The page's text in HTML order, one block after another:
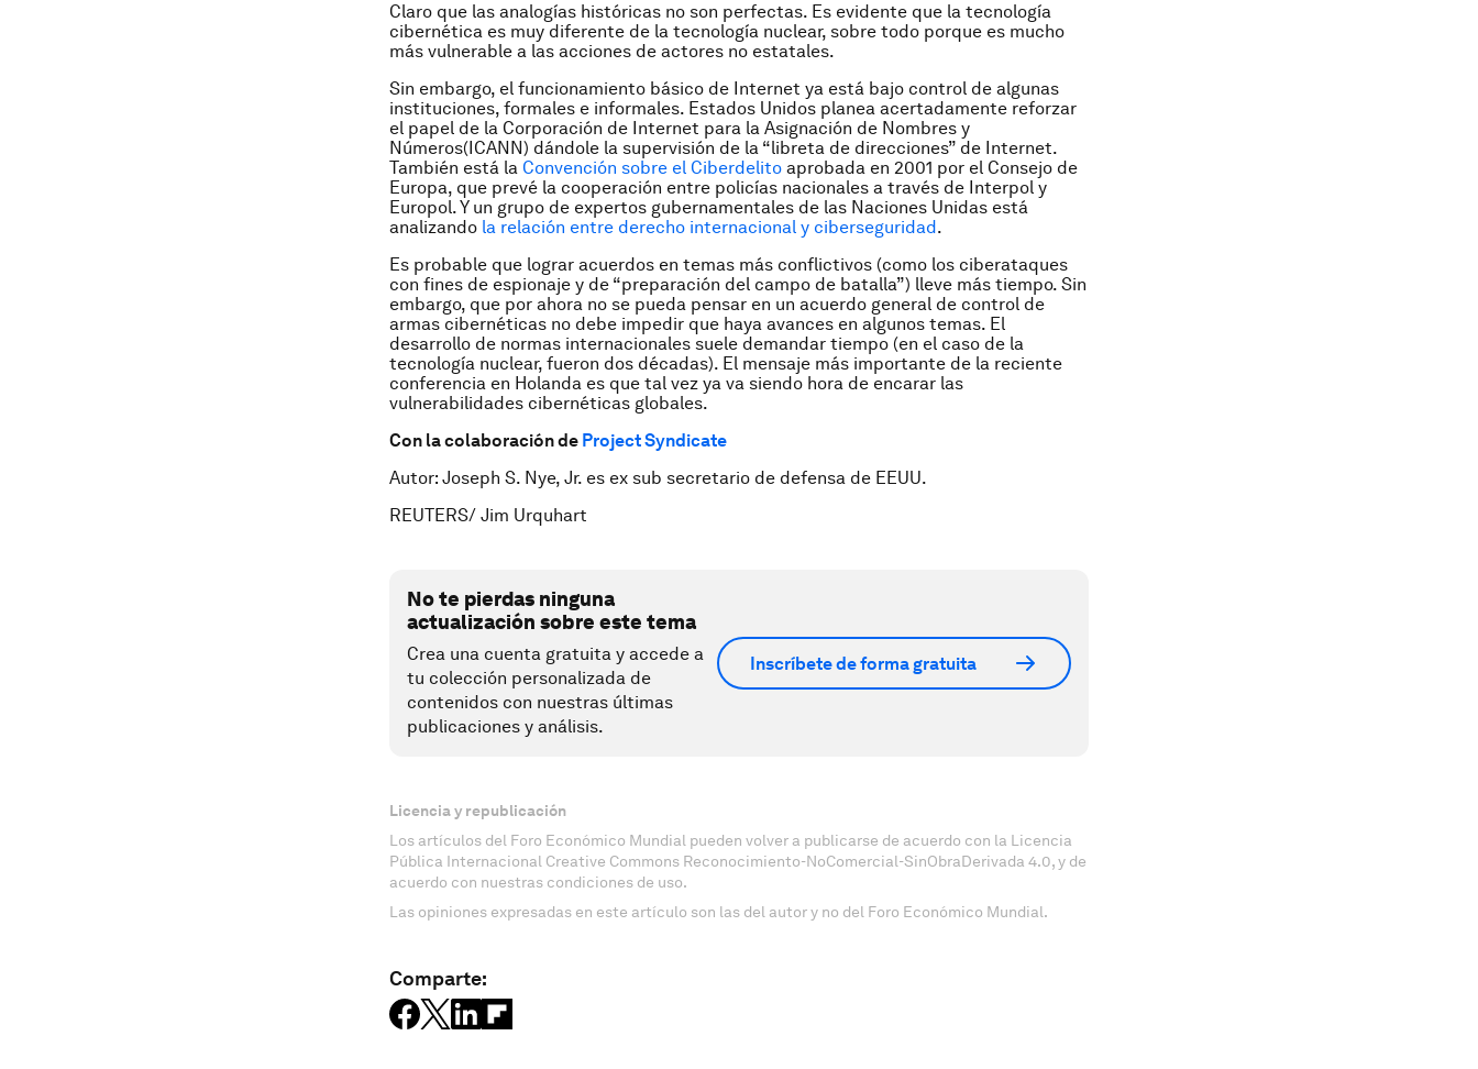
Claro que las analogías históricas no son perfectas. Es evidente que la tecnología
cibernética es muy diferente de la tecnología nuclear, sobre todo porque es mucho
más vulnerable a las acciones de actores no estatales.
Sin embargo, el funcionamiento básico de Internet ya está bajo control de algunas
instituciones, formales e informales. Estados Unidos planea acertadamente reforzar
el papel de la Corporación de Internet para la Asignación de Nombres y
Números(ICANN) dándole la supervisión de la “libreta de direcciones” de Internet.
También está la Convención sobre el Ciberdelito aprobada en 2001 por el Consejo de
Europa, que prevé la cooperación entre policías nacionales a través de Interpol y
Europol. Y un grupo de expertos gubernamentales de las Naciones Unidas está
analizando la relación entre derecho internacional y ciberseguridad.
Es probable que lograr acuerdos en temas más conflictivos (como los ciberataques
con fines de espionaje y de “preparación del campo de batalla”) lleve más tiempo. Sin
embargo, que por ahora no se pueda pensar en un acuerdo general de control de
armas cibernéticas no debe impedir que haya avances en algunos temas. El
desarrollo de normas internacionales suele demandar tiempo (en el caso de la
tecnología nuclear, fueron dos décadas). El mensaje más importante de la reciente
conferencia en Holanda es que tal vez ya va siendo hora de encarar las
vulnerabilidades cibernéticas globales.
Con la colaboración de Project Syndicate
Autor: Joseph S. Nye, Jr. es ex sub secretario de defensa de EEUU.
REUTERS/ Jim Urquhart
No te pierdas ninguna
actualización sobre este tema
Crea una cuenta gratuita y accede a
tu colección personalizada de
contenidos con nuestras últimas
publicaciones y análisis.
Inscríbete de forma gratuita
Licencia y republicación
Los artículos del Foro Económico Mundial pueden volver a publicarse de acuerdo con la Licencia
Pública Internacional Creative Commons Reconocimiento-NoComercial-SinObraDerivada 4.0, y de
acuerdo con nuestras condiciones de uso.
Las opiniones expresadas en este artículo son las del autor y no del Foro Económico Mundial.
Comparte: